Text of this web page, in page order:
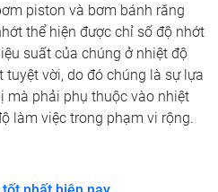
piston và bơm bánh răng
thể hiện được chỉ số độ nhớt
suất của chúng ở nhiệt độ
vời, do đó chúng là sự lựa
mà phải phụ thuộc vào nhiệt
làm việc trong phạm vi rộng.